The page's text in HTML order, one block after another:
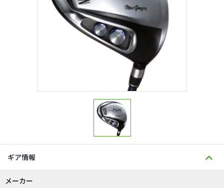
ギア情報
メーカー